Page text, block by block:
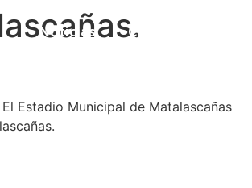
Noticias Contacto
Estadio Municipal de Matalascañas